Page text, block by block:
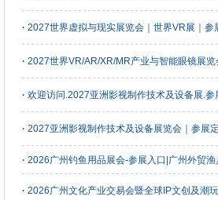
· 2027世界虚拟与现实展览会｜世界VR展｜参
· 2027世界VR/AR/XR/MR产业与智能眼镜展览
· 欢迎访问.2027亚洲影视制作技术及设备展.参
· 2027亚洲影视制作技术及设备展览会｜参展
· 2026广州钓鱼用品展会-参展入口|广州外贸渔
· 2026广州文化产业交易会暨全球IP文创及潮